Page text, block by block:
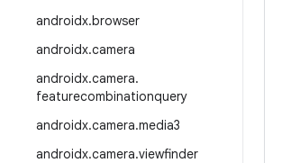
androidx.browser
androidx.camera
androidx.camera.
featurecombinationquery
androidx.camera.media3
androidx.camera.viewfinder